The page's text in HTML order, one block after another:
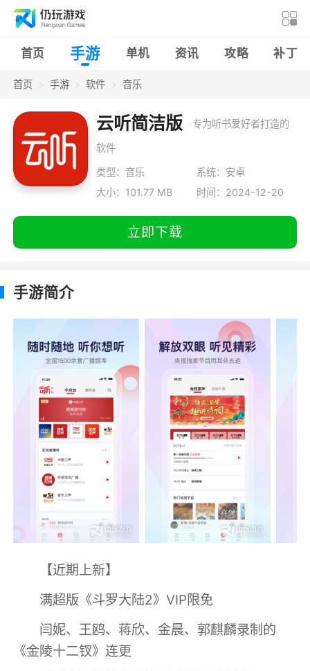
首页 手游 单机 资讯 攻略 补丁
首页 手游 软件 音乐
云听简洁版 专为听书爱好者打造的
软件
类型：音乐
系统：安卓
大小：101.77 MB
时间：2024-12-20
立即下载
手游简介
【近期上新】
满超版《斗罗大陆2》VIP限免
闫妮、王鸥、蒋欣、金晨、郭麒麟录制的
《金陵十二钗》连更